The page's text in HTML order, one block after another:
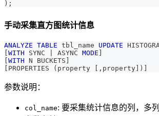
) ;
手动采集直方图统计信息
ANALYZE TABLE tbl_name UPDATE
WITH SYNC ASYNC MODE
WITH N BUCKETS
PROPERTIES ( property , property )
参数说明：
col_name: 要采集统计信息的列，多